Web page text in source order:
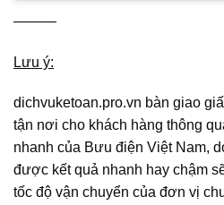
———
Lưu ý:
dichvuketoan.pro.vn bàn giao
tận nơi cho khách hàng thông
nhanh của Bưu điện Việt Nam,
được kết quả nhanh hay chậm
tốc độ vận chuyển của đơn vị